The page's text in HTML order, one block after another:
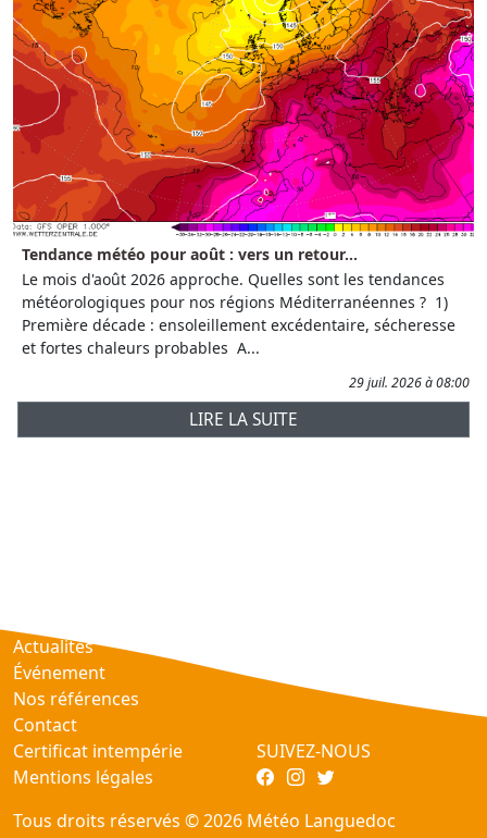
Tendance météo pour août : vers un retour...
Le mois d'août 2026 approche. Quelles sont les tendances
météorologiques pour nos régions Méditerranéennes ? 1)
Première décade : ensoleillement excédentaire, sécheresse
et fortes chaleurs probables A...
29 juil. 2026 à 08:00
LIRE LA SUITE
Actualités
Événement
Nos références
Contact
Certificat intempérie
Mentions légales
SUIVEZ-NOUS
Tous droits réservés © 2026 Météo Languedoc